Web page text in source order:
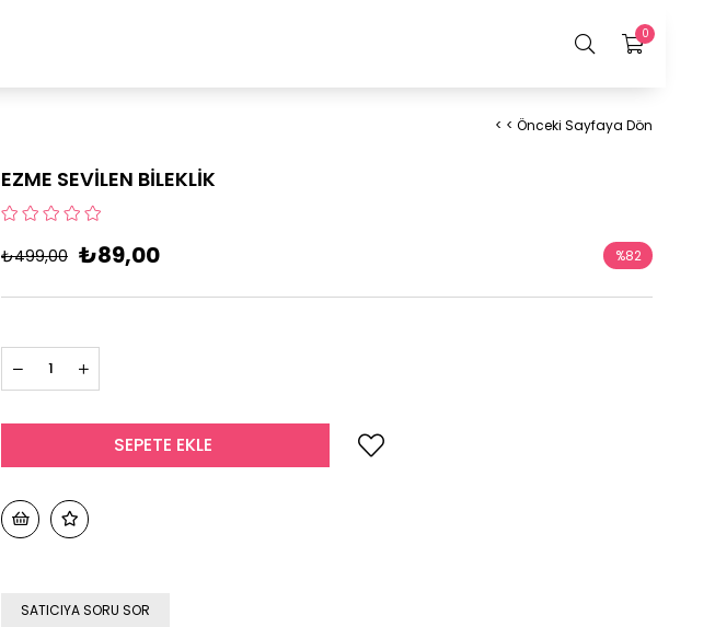
0
< < Önceki Sayfaya Dön
EZME SEVİLEN BİLEKLİK
₺499,00 ₺89,00 %82
SATICIYA SORU SOR